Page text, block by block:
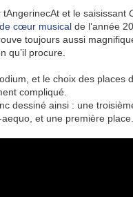
et le saisissant
cœur musical de l’année
toujours aussi
qu’il procure.
et le choix des places
compliqué.
dessiné ainsi : une
et une première place.